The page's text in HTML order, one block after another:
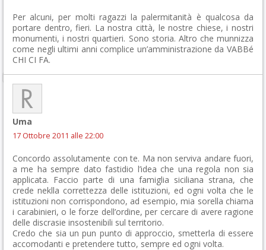
Per alcuni, per molti ragazzi la palermitanità è qualcosa da
portare dentro, fieri. La nostra città, le nostre chiese, i nostri
monumenti, i nostri quartieri. Sono storia. Altro che munnizza
come negli ultimi anni complice un’amministrazione da VABBé
CHI CI FA.
Uma
17 Ottobre 2011 alle 22:00
Concordo assolutamente con te. Ma non serviva andare fuori,
a me ha sempre dato fastidio l’idea che una regola non sia
applicata. Faccio parte di una famiglia siciliana strana, che
crede neklla correttezza delle istituzioni, ed ogni volta che le
istituzioni non corrispondono, ad esempio, mia sorella chiama
i carabinieri, o le forze dell’ordine, per cercare di avere ragione
delle discrasie insostenibili sul territorio.
Credo che sia un pun punto di approccio, smetterla di essere
accomodanti e pretendere tutto, sempre ed ogni volta.